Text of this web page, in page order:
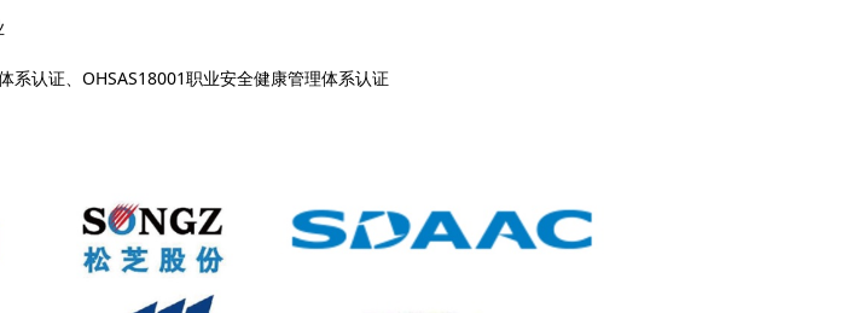
系认证、OHSAS18001职业安全健康管理体系认证